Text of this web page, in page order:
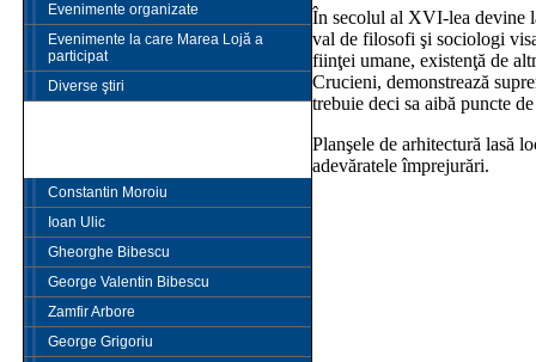
Evenimente organizate
Evenimente la care Marea Lojă a
participat
Diverse ştiri
Constantin Moroiu
Ioan Ulic
Gheorghe Bibescu
George Valentin Bibescu
Zamfir Arbore
George Grigoriu
În secolul al XVI-lea devine
val de filosofi şi sociologi
fiinţei umane, existenţă de
Crucieni, demonstrează
trebuie deci sa aibă puncte
Planşele de arhitectură lasă
adevăratele împrejurări.